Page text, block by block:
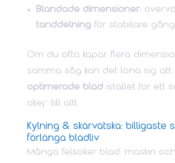
Blandade dimensioner:
tanddelningför stabilare
Om du ofta kapar flera
samma såg kan det löna sig att
optimerade bladistället för ett
okej” till allt.
Kylning & skärvätska: billigaste
förlänga bladliv
Många felsöker blad, maskin